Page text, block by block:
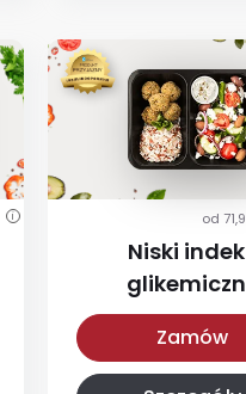
i od
Niski
Zamów